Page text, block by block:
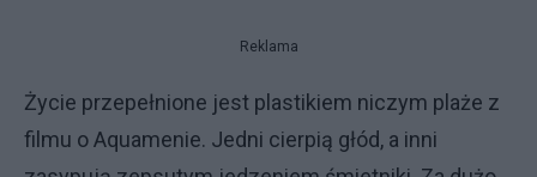
Reklama
Życie przepełnione jest plastikiem niczym plaże z
filmu o Aquamenie. Jedni cierpią głód, a inni